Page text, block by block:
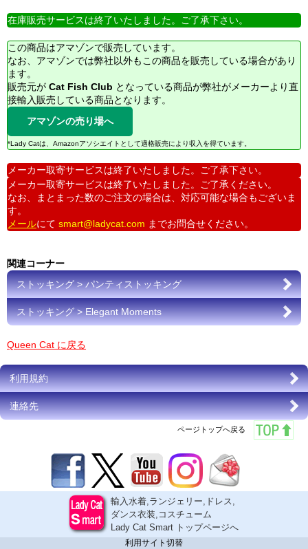
在庫販売サービスは終了いたしました。ご了承下さい。
この商品はアマゾンで販売しています。
なお、アマゾンでは弊社以外もこの商品を販売している場合があり
ます。
販売元が Cat Fish Club となっている商品が弊社がメーカーより直
接輸入販売している商品となります。
アマゾンの売り場へ
*Lady Catは、Amazonアソシエイトとして適格販売により収入を得ています。
メーカー取寄サービスは終了いたしました。ご了承下さい。
メーカー取寄サービスは終了いたしました。ご了承ください。
なお、まとまった数のご注文の場合は、対応可能な場合もございま
す。
メールにて smart@ladycat.com までお問合せください。
関連コーナー
ストッキング > パンティストッキング
ストッキング > Elegant Moments
Queen Cat に戻る
利用規約
連絡先
ページトップへ戻る
輸入水着,ランジェリー,ドレス,
ダンス衣装,コスチューム
Lady Cat Smart トップページへ
利用サイト切替